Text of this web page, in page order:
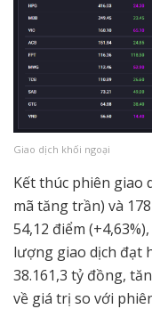
Giao dịch khối ngoại
Kết thúc phiên giao
mã tăng trần) và
54,12 điểm
lượng giao dịch đạt
38.161,3 tỷ đồng,
về giá trị so với